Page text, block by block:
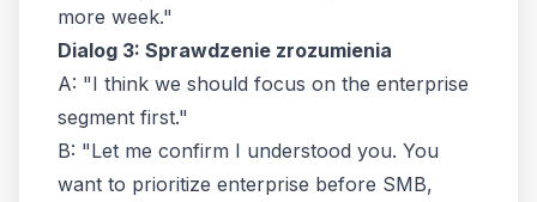
more week."
Dialog 3: Sprawdzenie zrozumienia
A: "I think we should focus on the enterprise
segment first."
B: "Let me confirm I understood you. You
want to prioritize enterprise before SMB,